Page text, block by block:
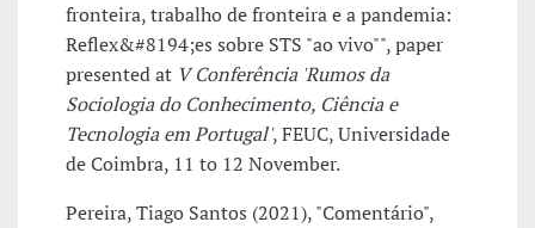
fronteira, trabalho de fronteira e a pandemia:
Reflex&#8194;es sobre STS "ao vivo"", paper
presented at V Conferência 'Rumos da
Sociologia do Conhecimento, Ciência e
Tecnologia em Portugal', FEUC, Universidade
de Coimbra, 11 to 12 November.
Pereira, Tiago Santos (2021), "Comentário",